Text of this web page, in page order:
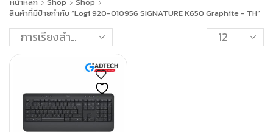
สินค้าที่มีป้ายกำกับ “Logi 920-010956 SIGNATURE K650 Graphite - TH”